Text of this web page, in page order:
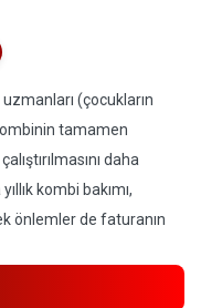
(çocukların
tamamen
daha
kombi bakımı,
önlemler de faturanın